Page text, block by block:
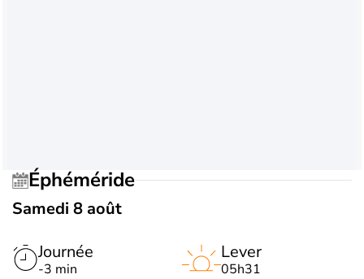
Éphéméride
Samedi 8 août
Journée
-3 min
Lever
05h31